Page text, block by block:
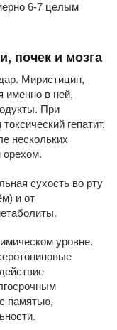
6-7 целым
почек и мозга
Миристицин,
именно в ней,
При
гепатит.
нескольких
орехом.
сухость во рту
и от
уровне.
памятью,